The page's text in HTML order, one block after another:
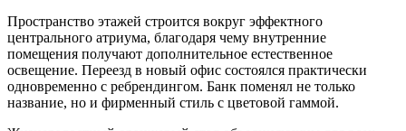
Пространство этажей строится вокруг эффектного
центрального атриума, благодаря чему внутренние
помещения получают дополнительное естественное
освещение. Переезд в новый офис состоялся практически
одновременно с ребрендингом. Банк поменял не только
название, но и фирменный стиль с цветовой гаммой.